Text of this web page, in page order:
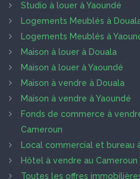
Studio à louer à Yaoundé
Logements Meublés à
Logements Meublés à
Maison à louer à Douala
Maison à louer à Yaoundé
Maison à vendre à Douala
Maison à vendre à Yaoundé
Fonds de commerce à
Cameroun
Local commercial et bureau
Hôtel à vendre au Cameroun
Toutes les offres